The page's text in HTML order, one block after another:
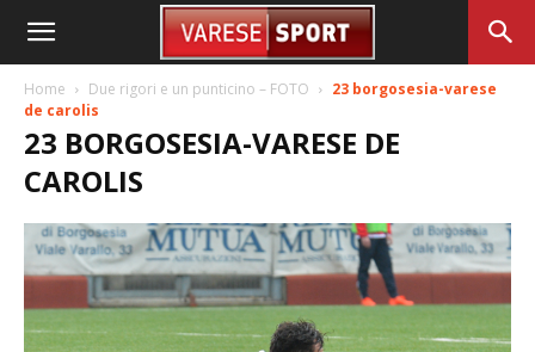
Home Due rigori e un punticino – FOTO
23 borgosesia-varese
de carolis
23 BORGOSESIA-VARESE DE
CAROLIS